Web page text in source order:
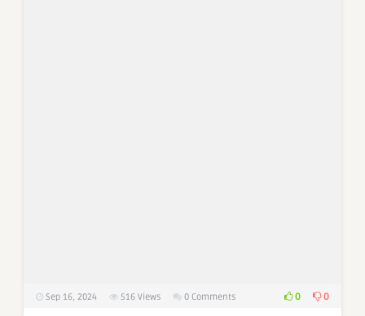
Sep 16, 2024 516 Views 0 Comments 0 0